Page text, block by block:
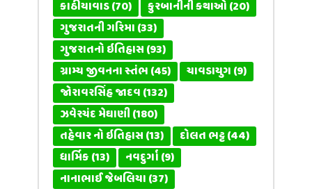
કાઠીયાવાડ(70) કુરબાનીની કથાઓ(20)
ગુજરાતની ગરિમા(33)
ગુજરાતનો ઇતિહાસ(93)
ગ્રામ્ય જીવનના સ્તંભ(45) ચાવડાયુગ(9)
જોરાવરસિંહ જાદવ(132)
ઝવેરચંદ મેઘાણી(180)
તહેવાર નો ઇતિહાસ(13) દોલત ભટ્ટ(44)
ધાર્મિક(13) નવદુર્ગા(9)
નાનાભાઈ જેબલિયા(37)